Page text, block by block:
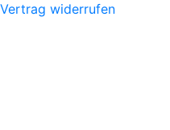
Vertrag widerrufen